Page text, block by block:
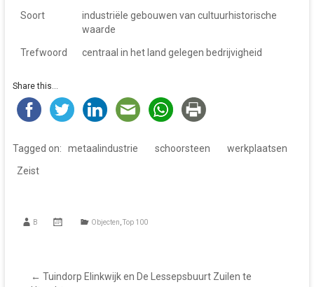
Soort
industriële gebouwen van cultuurhistorische
waarde
Trefwoord centraal in het land gelegen bedrijvigheid
Share this...
Tagged on: metaalindustrie schoorsteen
werkplaatsen
Zeist
B Objecten Top 100
← Tuindorp Elinkwijk en De Lessepsbuurt Zuilen te